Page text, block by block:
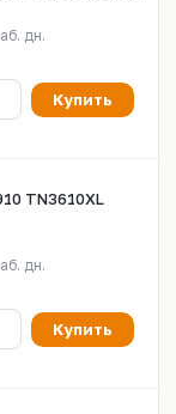
дн.
Купить
TN3610XL
дн.
Купить